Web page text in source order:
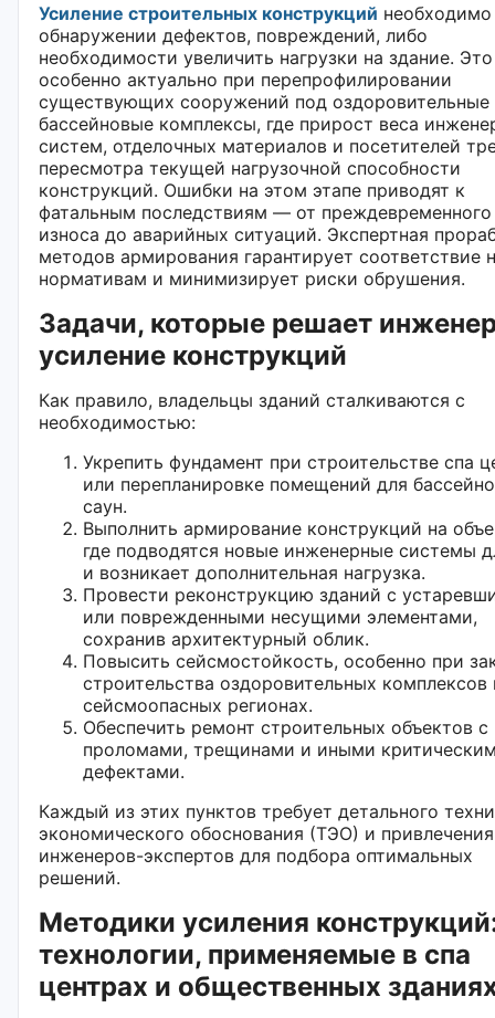
Усиление строительных конструкций
обнаружении дефектов, повреждений, либо
необходимости увеличить нагрузки на здание. Это
особенно актуально при перепрофилировании
существующих сооружений под оздоровительные
бассейновые комплексы, где прирост веса
систем, отделочных материалов и посетителей
пересмотра текущей нагрузочной способности
конструкций. Ошибки на этом этапе приводят к
фатальным последствиям — от преждевременного
износа до аварийных ситуаций. Экспертная
методов армирования гарантирует соответствие
нормативам и минимизирует риски обрушения.
Задачи, которые решает
усиление конструкций
Как правило, владельцы зданий сталкиваются с
необходимостью:
Укрепить фундамент при строительстве спа
или перепланировке помещений для
саун.
Выполнить армирование конструкций на
где подводятся новые инженерные системы
и возникает дополнительная нагрузка.
Провести реконструкцию зданий с
или поврежденными несущими элементами,
сохранив архитектурный облик.
Повысить сейсмостойкость, особенно при
строительства оздоровительных комплексов
сейсмоопасных регионах.
Обеспечить ремонт строительных объектов с
проломами, трещинами и иными
дефектами.
Каждый из этих пунктов требует детального
экономического обоснования (ТЭО) и привлечения
инженеров-экспертов для подбора оптимальных
решений.
Методики усиления
технологии, применяемые в спа
центрах и общественных